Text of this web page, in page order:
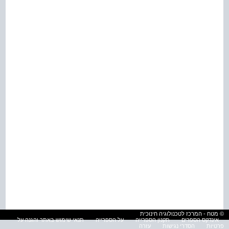
© מטח - המרכז לטכנולוגיה חינוכית
אינדקס הספרים
תקנון הספרייה על הספרייה
תנאי שימוש באתר והגנה על
פרטיות
הסדרי נגישות עזרה